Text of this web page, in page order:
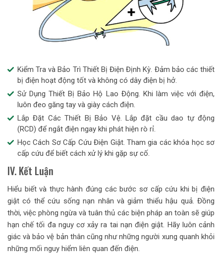
Kiểm Tra và Bảo Trì Thiết Bị Điện Định Kỳ. Đảm bảo các thiết
bị điện hoạt động tốt và không có dây điện bị hở.
Sử Dụng Thiết Bị Bảo Hộ Lao Động. Khi làm việc với điện,
luôn đeo găng tay và giày cách điện.
Lắp Đặt Các Thiết Bị Bảo Vệ. Lắp đặt cầu dao tự động
(RCD) để ngắt điện ngay khi phát hiện rò rỉ.
Học Cách Sơ Cấp Cứu Điện Giật. Tham gia các khóa học sơ
cấp cứu để biết cách xử lý khi gặp sự cố.
IV. Kết Luận
Hiểu biết và thực hành đúng các bước sơ cấp cứu khi bị điện
giật có thể cứu sống nạn nhân và giảm thiểu hậu quả. Đồng
thời, việc phòng ngừa và tuân thủ các biện pháp an toàn sẽ giúp
hạn chế tối đa nguy cơ xảy ra tai nạn điện giật. Hãy luôn cảnh
giác và bảo vệ bản thân cũng như những người xung quanh khỏi
những mối nguy hiểm liên quan đến điện.